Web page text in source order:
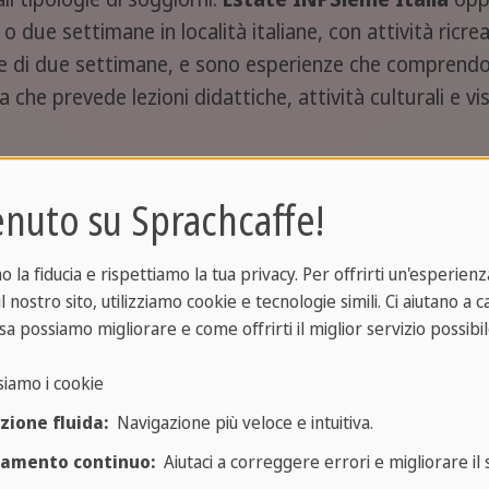
due settimane in località italiane, con attività
di due settimane, e sono esperienze che
che prevede lezioni didattiche, attività culturali e
da un tour operator accreditato, proprio
INPS
sul portale INPS la domanda accedendo alla
precedente in corso di validità, rilasciata
occorre l'Isee "ordinario" oppure l'Isee
su Sprachcaffe!
la fiducia e rispettiamo la tua privacy. Per offrirti
nostro sito, utilizziamo cookie e tecnologie simili. Ci aiutano a
possiamo migliorare e come offrirti il miglior servizio
i cookie
fluida:Navigazione più veloce e intuitiva.
continuo:Aiutaci a correggere errori e migliorare il